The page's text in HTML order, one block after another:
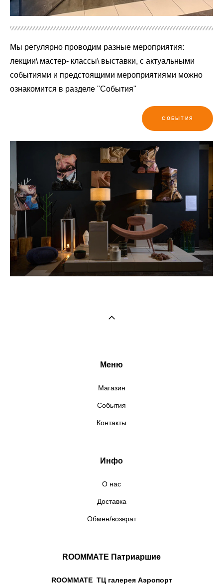
Мы регулярно проводим разные мероприятия:
лекции\ мастер- классы\ выставки, с актуальными
событиями и предстоящими мероприятиями можно
ознакомится в разделе "События"
СОБЫТИЯ
Меню
Магазин
События
Контакты
Инфо
О нас
Доставка
Обмен/возврат
ROOMMATE Патриаршие
ROOMMATE ТЦ галерея Аэропорт